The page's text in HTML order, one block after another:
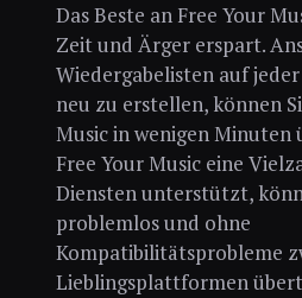
Das Beste an Free Your
Zeit und Ärger erspart.
Wiedergabelisten auf
neu zu erstellen, können
Music in wenigen Minuten
Free Your Music eine
Diensten unterstützt,
problemlos und ohne
Kompatibilitätsprobleme
Lieblingsplattformen